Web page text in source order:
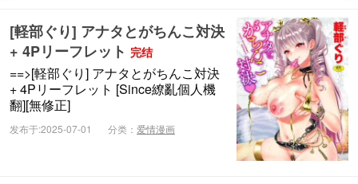
[軽部ぐり] アナタとがちんこ対決
+ 4Pリーフレット 完结
==>[軽部ぐり] アナタとがちんこ対決
+ 4Pリーフレット [Since繚亂個人機
翻][無修正]
发布于:2025-07-01 分类： 爱情漫画